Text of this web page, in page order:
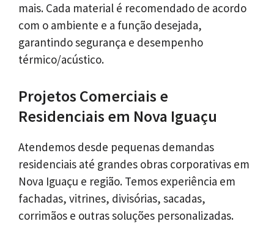
mais. Cada material é recomendado de acordo
com o ambiente e a função desejada,
garantindo segurança e desempenho
térmico/acústico.
Projetos Comerciais e
Residenciais em Nova Iguaçu
Atendemos desde pequenas demandas
residenciais até grandes obras corporativas em
Nova Iguaçu e região. Temos experiência em
fachadas, vitrines, divisórias, sacadas,
corrimãos e outras soluções personalizadas.